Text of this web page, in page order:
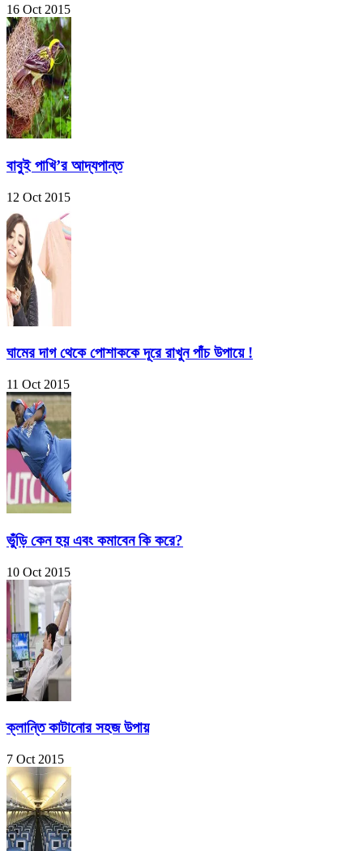
16 Oct 2015
বাবুই পাখি’র আদ্যপান্ত
12 Oct 2015
ঘামের দাগ থেকে পোশাককে দূরে রাখুন পাঁচ উপায়ে !
11 Oct 2015
ভুঁড়ি কেন হয় এবং কমাবেন কি করে?
10 Oct 2015
ক্লান্তি কাটানোর সহজ উপায়
7 Oct 2015